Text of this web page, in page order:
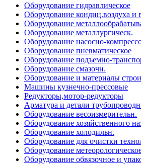
Оборудование гидравлическое
Оборудование кондиц.воздуха и
Оборудование
Оборудование металлургическ.
Оборудование насосно-
Оборудование пневматическое
Оборудование подъемно-
Оборудование смазочн.
Оборудование и материалы
Машины кузнечно-прессовые
Редукторы,мотор-редукторы
Арматура и детали
Оборудование весоизмерительн.
Оборудование хозяйственного
Оборудование холодильн.
Оборудование для очистки
Оборудование
Оборудование обвязочное и